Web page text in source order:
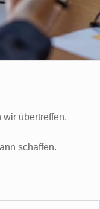
übertreffen,
schaffen.